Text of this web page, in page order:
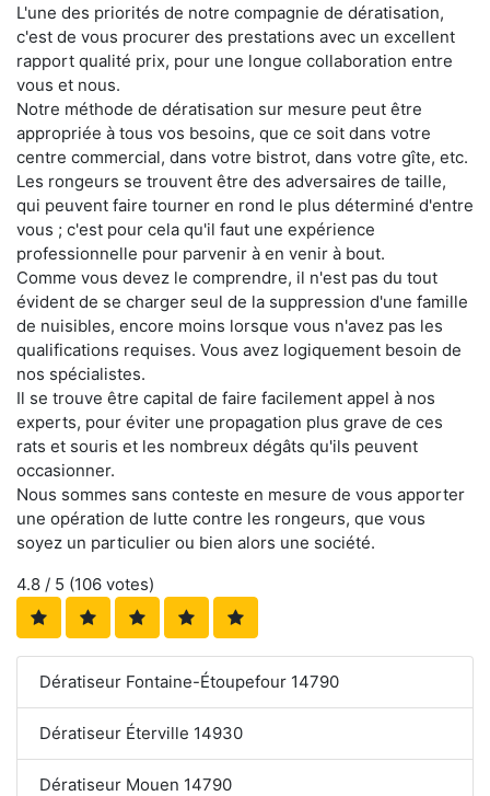
L'une des priorités de notre compagnie de dératisation,
c'est de vous procurer des prestations avec un excellent
rapport qualité prix, pour une longue collaboration entre
vous et nous.
Notre méthode de dératisation sur mesure peut être
appropriée à tous vos besoins, que ce soit dans votre
centre commercial, dans votre bistrot, dans votre gîte, etc.
Les rongeurs se trouvent être des adversaires de taille,
qui peuvent faire tourner en rond le plus déterminé d'entre
vous ; c'est pour cela qu'il faut une expérience
professionnelle pour parvenir à en venir à bout.
Comme vous devez le comprendre, il n'est pas du tout
évident de se charger seul de la suppression d'une famille
de nuisibles, encore moins lorsque vous n'avez pas les
qualifications requises. Vous avez logiquement besoin de
nos spécialistes.
Il se trouve être capital de faire facilement appel à nos
experts, pour éviter une propagation plus grave de ces
rats et souris et les nombreux dégâts qu'ils peuvent
occasionner.
Nous sommes sans conteste en mesure de vous apporter
une opération de lutte contre les rongeurs, que vous
soyez un particulier ou bien alors une société.
4.8 / 5 (106 votes)
Dératiseur Fontaine-Étoupefour 14790
Dératiseur Éterville 14930
Dératiseur Mouen 14790